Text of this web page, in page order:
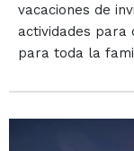
vacaciones de
actividades para
para toda la